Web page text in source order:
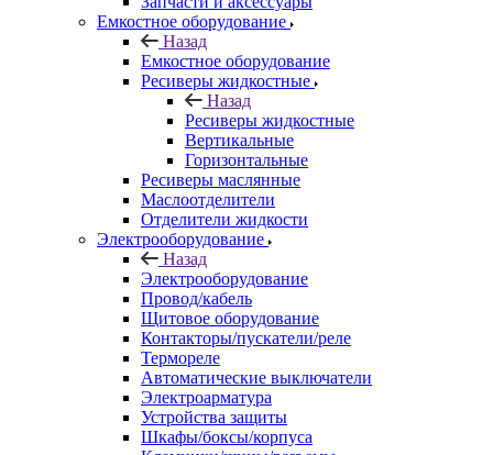
Емкостное оборудование
Назад
Емкостное оборудование
Ресиверы жидкостные
Назад
Ресиверы жидкостные
Вертикальные
Горизонтальные
Ресиверы маслянные
Маслоотделители
Отделители жидкости
Электрооборудование
Назад
Электрооборудование
Провод/кабель
Щитовое оборудование
Контакторы/пускатели/реле
Термореле
Автоматические выключатели
Электроарматура
Устройства защиты
Шкафы/боксы/корпуса